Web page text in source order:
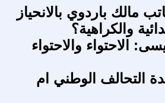
مالك باردوي بالانحياز
والكراهية؟
الاحتواء والاحتواء
التحالف الوطني ام